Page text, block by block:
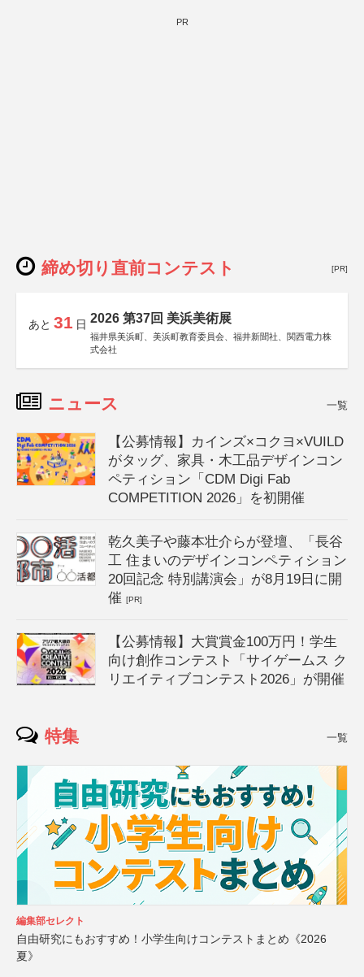
PR
締め切り直前コンテスト [PR]
あと 31 日 2026 第37回 美浜美術展
福井県美浜町、美浜町教育委員会、福井新聞社、関西電力株
式会社
ニュース 一覧
【公募情報】カインズ×コクヨ×VUILD
がタッグ、家具・木工品デザインコン
ペティション「CDM Digi Fab
COMPETITION 2026」を初開催
乾久美子や藤本壮介らが登壇、「長谷
工 住まいのデザインコンペティション
20回記念 特別講演会」が8月19日に開
催[PR]
【公募情報】大賞賞金100万円！学生
向け創作コンテスト「サイゲームス ク
リエイティブコンテスト2026」が開催
特集 一覧
編集部セレクト
自由研究にもおすすめ！小学生向けコンテストまとめ《2026
夏》